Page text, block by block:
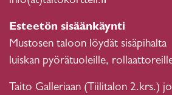
Esteetön sisäänkäynti
Mustosen taloon löydät sisäpihalta
luiskan pyörätuoleille,
Taito Galleriaan (Tiilitalon 2.krs.)